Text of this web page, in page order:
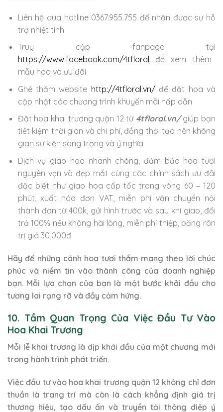
Liên hệ qua hotline 0367.955.755 để nhận được sự hỗ
trợ nhiệt tình
Truy cập fanpage tại
https://www.facebook.com/4tfloral để xem thêm
mẫu hoa và ưu đãi
Ghé thăm website http://4tfloral.vn/để đặt hoa và
cập nhật các chương trình khuyến mãi hấp dẫn
Đặt hoa khai trương quận 12 từ 4tfloral.vn/giúp bạn
tiết kiệm thời gian và chi phí, đồng thời tạo nên không
gian sự kiện sang trọng và ý nghĩa
Dịch vụ giao hoa nhanh chóng, đảm bảo hoa tươi
nguyên vẹn và đẹp mắt cùng các chính sách ưu đãi
đặc biệt như giao hoa cấp tốc trong vòng 60 – 120
phút, xuất hóa đơn VAT, miễn phí vận chuyển nội
thành đơn từ 400k, gửi hình trước và sau khi giao, đổi
trả 100% nếu không hài lòng, miễn phí thiệp, băng rôn
trị giá 30,000đ
Hãy để những cánh hoa tươi thắm mang theo lời chúc
phúc và niềm tin vào thành công của doanh nghiệp
bạn. Mỗi lựa chọn của bạn là một bước khởi đầu cho
tương lai rạng rỡ và đầy cảm hứng.
10. Tầm Quan Trọng Của Việc Đầu Tư Vào
Hoa Khai Trương
Mỗi lễ khai trương là dịp khởi đầu của một chương mới
trong hành trình phát triển.
Việc đầu tư vào hoa khai trương quận 12 không chỉ đơn
thuần là trang trí mà còn là cách khẳng định giá trị
thương hiệu, tạo dấu ấn và truyền tải thông điệp ý